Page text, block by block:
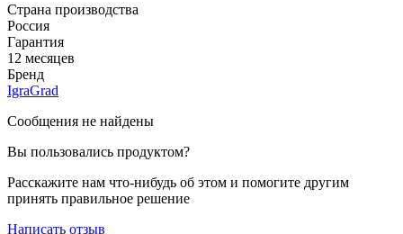
Страна производства
Россия
Гарантия
12 месяцев
Бренд
IgraGrad
Сообщения не найдены
Вы пользовались продуктом?
Расскажите нам что-нибудь об этом и помогите другим
принять правильное решение
Написать отзыв